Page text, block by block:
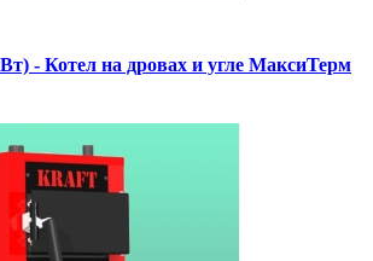
- Котел на дровах и угле МаксиТерм